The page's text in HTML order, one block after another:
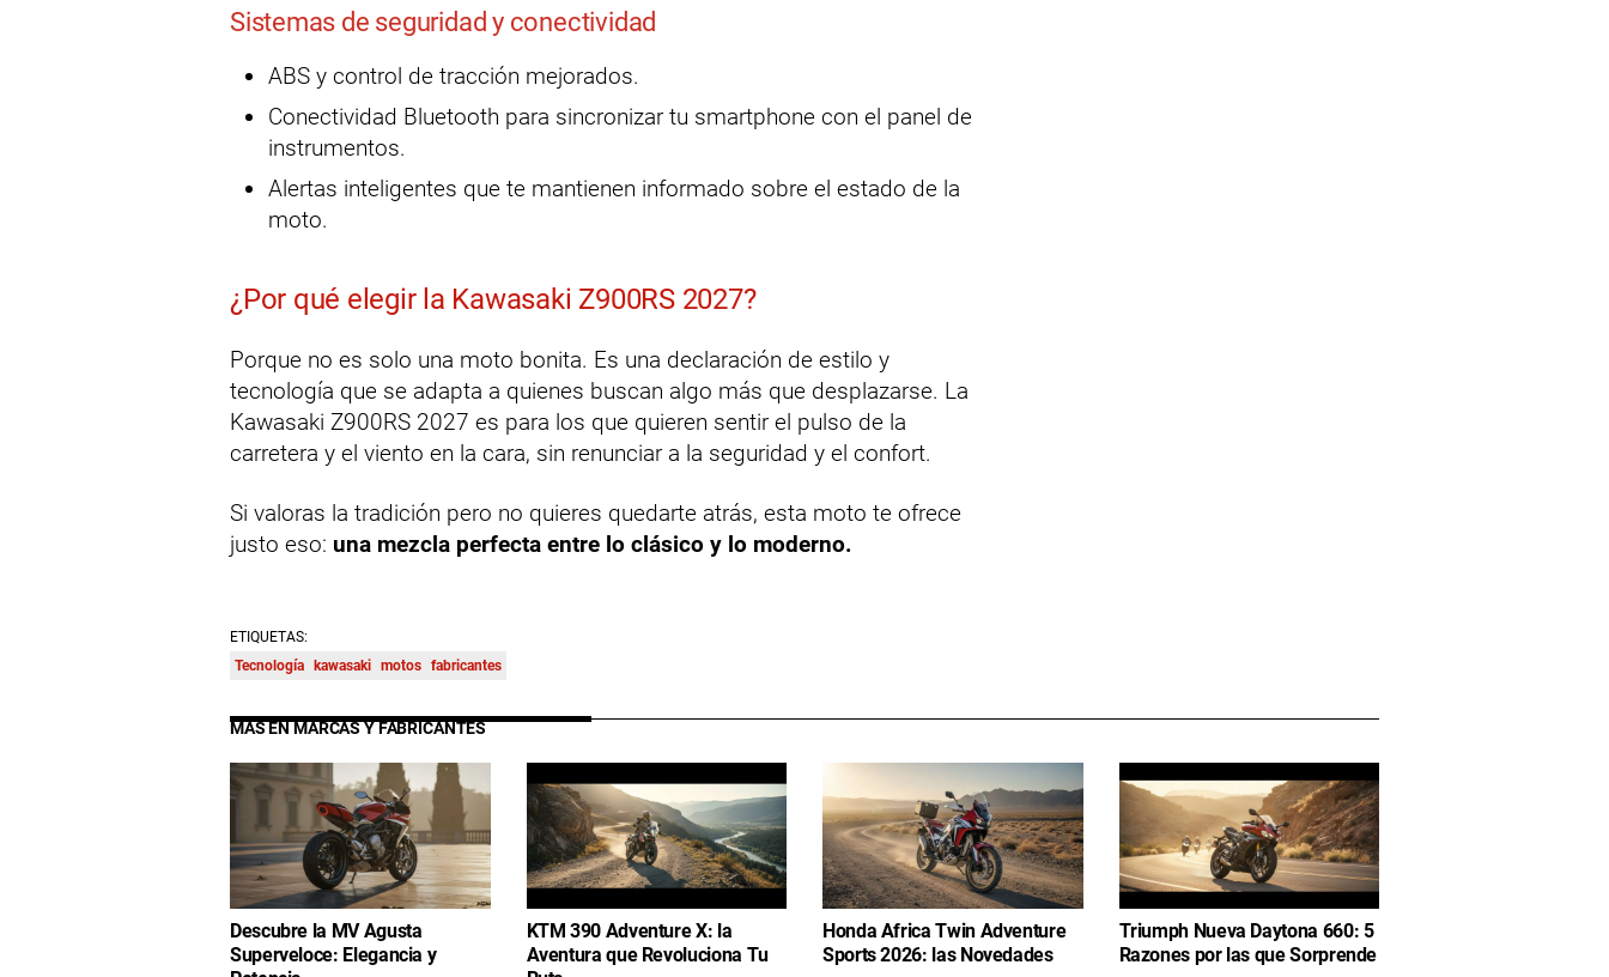
Sistemas de seguridad y conectividad
ABS y control de tracción mejorados.
Conectividad Bluetooth para sincronizar tu smartphone con el panel de
instrumentos.
Alertas inteligentes que te mantienen informado sobre el estado de la
moto.
¿Por qué elegir la Kawasaki Z900RS 2027?
Porque no es solo una moto bonita. Es una declaración de estilo y
tecnología que se adapta a quienes buscan algo más que desplazarse. La
Kawasaki Z900RS 2027 es para los que quieren sentir el pulso de la
carretera y el viento en la cara, sin renunciar a la seguridad y el confort.
Si valoras la tradición pero no quieres quedarte atrás, esta moto te ofrece
justo eso: una mezcla perfecta entre lo clásico y lo moderno.
ETIQUETAS:
Tecnología
kawasaki motos fabricantes
MÁS EN MARCAS Y FABRICANTES
Descubre la MV Agusta
Superveloce: Elegancia y
KTM 390 Adventure X: la
Aventura que Revoluciona Tu
Honda Africa Twin Adventure
Sports 2026: las Novedades
Triumph Nueva Daytona 660: 5
Razones por las que Sorprende